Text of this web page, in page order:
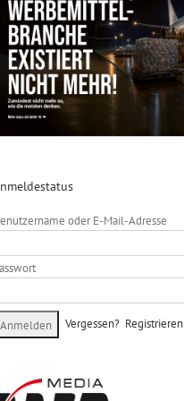
oder E-Mail-Adresse
Vergessen? Registrieren